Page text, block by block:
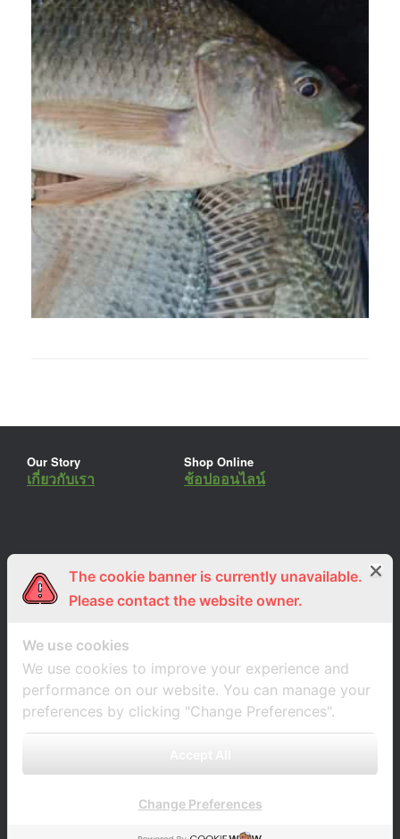
Our Story
เกี่ยวกับเรา
Shop Online
ช้อปออนไลน์
ร่วมงานกับเรา
สมัครงาน
Lemon Farm Cafe
ร้านอาหารอินทรีย์
The cookie banner is currently unavailable.
Please contact the website owner.
We use cookies
We use cookies to improve your experience and
performance on our website. You can manage your
preferences by clicking "Change Preferences".
Change Preferences